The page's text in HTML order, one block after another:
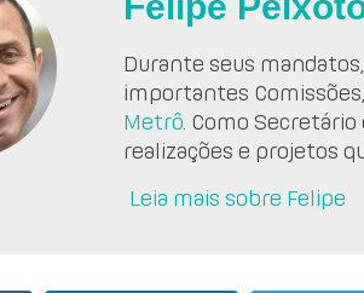
Durante seus
importantes
Metrô . Como
realizações e projetos
Leia mais sobre Felipe